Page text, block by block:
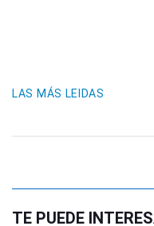
LAS MÁS LEIDAS
TE PUEDE